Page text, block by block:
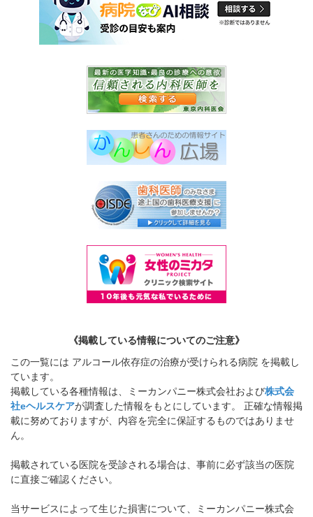
《掲載している情報についてのご注意》
この一覧には アルコール依存症の治療が受けられる病院 を掲載し
ています。
掲載している各種情報は、ミーカンパニー株式会社および株式会
社eヘルスケアが調査した情報をもとにしています。 正確な情報掲
載に努めておりますが、内容を完全に保証するものではありませ
ん。
掲載されている医院を受診される場合は、事前に必ず該当の医院
に直接ご確認ください。
当サービスによって生じた損害について、ミーカンパニー株式会